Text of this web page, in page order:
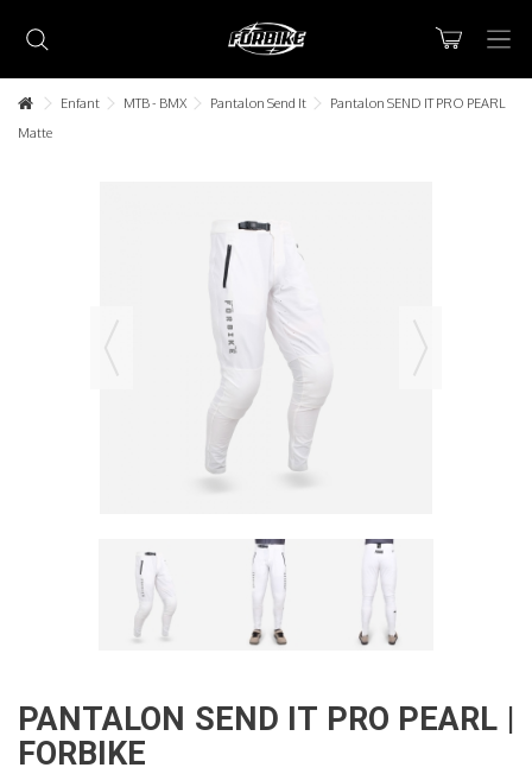
Lorem ipsum dolor sit amet
Lorem ipsum dolor sit amet, consectetur adipisicing elit, sed do
eiusmod tempor incididunt ut labore et dolore magna aliqua. Ut
enim ad minim veniam, quis nostrud exercitation ullamco laboris nisi
ut aliquip ex ea commodo consequat.
Lorem ipsum dolor sit amet
Lorem ipsum dolor sit amet, consectetur adipisicing elit, sed do
eiusmod tempor incididunt ut labore et dolore magna aliqua. Ut
enim ad minim veniam, quis nostrud exercitation ullamco laboris nisi
Enfant MTB - BMX Pantalon Send It
Pantalon SEND IT PRO PEARL
Matte
PANTALON SEND IT PRO PEARL |
FORBIKE